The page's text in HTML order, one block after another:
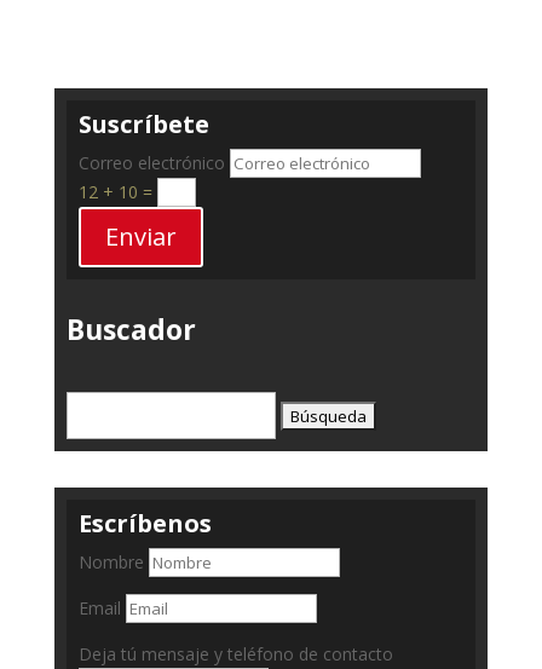
Suscríbete
Correo electrónico
12 + 10 =
Enviar
Buscador
Escríbenos
Nombre
Email
Deja tú mensaje y teléfono de contacto